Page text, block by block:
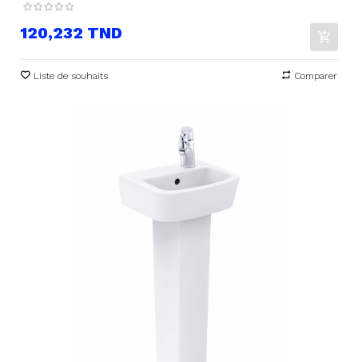
Prix
120,232 TND
Liste de souhaits Comparer